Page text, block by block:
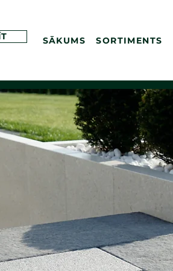
SĀKUMS SORTIMENTS